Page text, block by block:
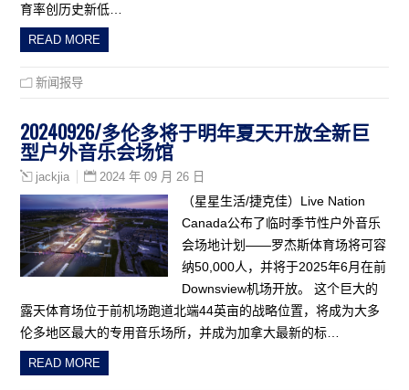
育率创历史新低…
READ MORE
新闻报导
20240926/多伦多将于明年夏天开放全新巨
型户外音乐会场馆
jackjia 2024 年 09 月 26 日
（星星生活/捷克佳）Live Nation
Canada公布了临时季节性户外音乐
会场地计划——罗杰斯体育场将可容
纳50,000人，并将于2025年6月在前
Downsview机场开放。 这个巨大的
露天体育场位于前机场跑道北端44英亩的战略位置，将成为大多
伦多地区最大的专用音乐场所，并成为加拿大最新的标…
READ MORE